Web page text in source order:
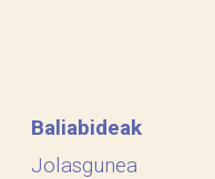
Baliabideak
Jolasgunea